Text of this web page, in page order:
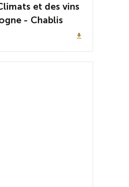
et des vins
- Chablis
file_download